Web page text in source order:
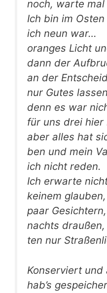
noch, war­te mal
Ich bin im
ich neun war…
oran­ges Licht
dann der
an der
nur Gutes
denn es war
für uns drei hier
aber alles hat
ben und mein
ich nicht reden.
Ich erwar­te
kei­nem
paar Gesichtern,
nachts
ten nur
Kon­ser­viert
hab’s